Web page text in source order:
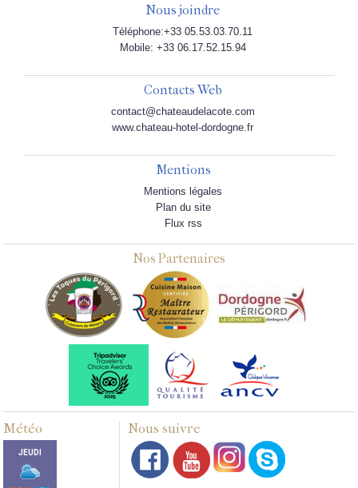
Nous joindre
Téléphone:+33 05.53.03.70.11
Mobile: +33 06.17.52.15.94
Contacts Web
contact@chateaudelacote.com
www.chateau-hotel-dordogne.fr
Mentions
Mentions légales
Plan du site
Flux rss
Nos Partenaires
Météo Nous suivre